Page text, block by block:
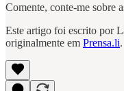
Comente, conte-me sobre
Este artigo foi escrito por
originalmente em Prensa.li.